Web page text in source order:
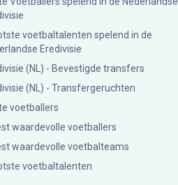
voetbaltalenten spelend in de
Eredivisie
(NL) - Bevestigde transfers
(NL) - Transfergeruchten
voetballers
waardevolle voetballers
waardevolle voetbalteams
voetbaltalenten